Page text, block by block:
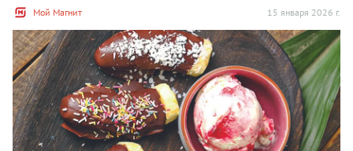
Мой Магнит 15 января 2026 г.